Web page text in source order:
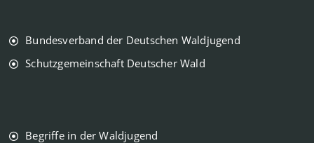
Bundesverband der Deutschen Waldjugend
Schutzgemeinschaft Deutscher Wald
Begriffe in der Waldjugend